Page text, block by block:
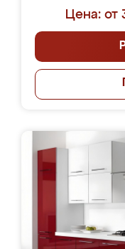
Цена: от